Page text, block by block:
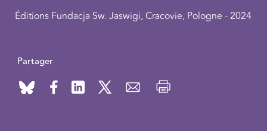
Éditions Fundacja Sw. Jaswigi, Cracovie, Pologne - 2024
Partager